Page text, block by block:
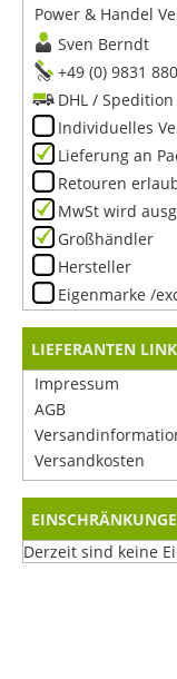
Power & Handel
Sven Berndt
+49 (0) 9831
DHL / Spedition
Individuelles
Lieferung an
Retouren
MwSt wird
Großhändler
Hersteller
Eigenmarke /
LIEFERANTEN
Impressum
AGB
Versandkosten
Derzeit sind keine